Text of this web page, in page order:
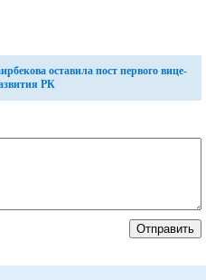
оставила пост первого вице-
РК